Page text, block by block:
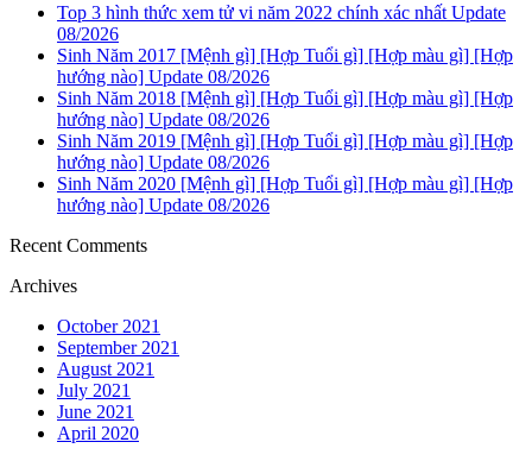
Top 3 hình thức xem tử vi năm 2022 chính xác nhất Update
08/2026
Sinh Năm 2017 [Mệnh gì] [Hợp Tuổi gì] [Hợp màu gì] [Hợp
hướng nào] Update 08/2026
Sinh Năm 2018 [Mệnh gì] [Hợp Tuổi gì] [Hợp màu gì] [Hợp
hướng nào] Update 08/2026
Sinh Năm 2019 [Mệnh gì] [Hợp Tuổi gì] [Hợp màu gì] [Hợp
hướng nào] Update 08/2026
Sinh Năm 2020 [Mệnh gì] [Hợp Tuổi gì] [Hợp màu gì] [Hợp
hướng nào] Update 08/2026
Recent Comments
Archives
October 2021
September 2021
August 2021
July 2021
June 2021
April 2020